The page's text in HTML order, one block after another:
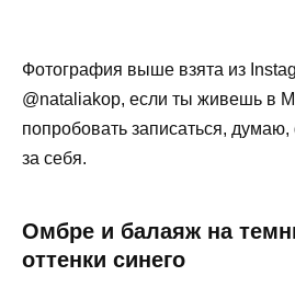
Фотография выше взята из
@nataliakop, если ты живешь в
попробовать записаться,
за себя.
Омбре и балаяж на
оттенки синего